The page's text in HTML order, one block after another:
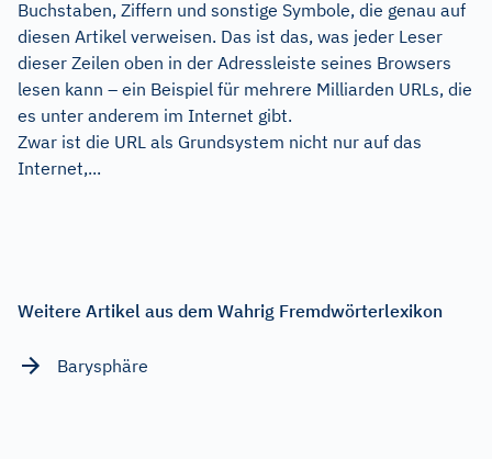
Buchstaben, Ziffern und sonstige Symbole, die genau auf
diesen Artikel verweisen. Das ist das, was jeder Leser
dieser Zeilen oben in der Adressleiste seines Browsers
lesen kann – ein Beispiel für mehrere Milliarden URLs, die
es unter anderem im Internet gibt.
Zwar ist die URL als Grundsystem nicht nur auf das
Internet,...
Weitere Artikel aus dem Wahrig Fremdwörterlexikon
Barysphäre